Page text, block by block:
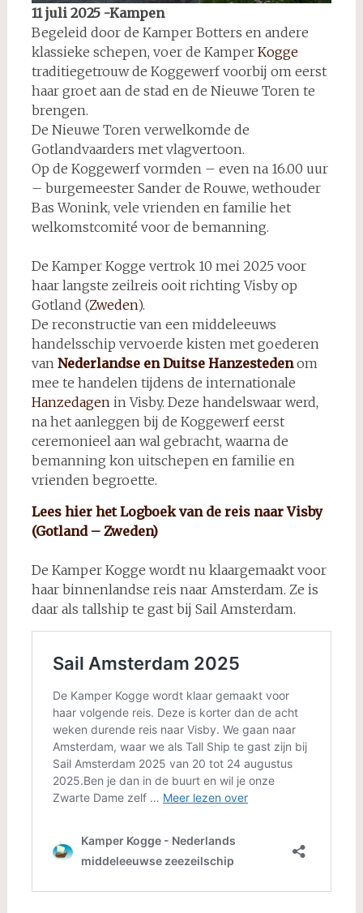
11 juli 2025 -Kampen
Begeleid door de Kamper Botters en andere
klassieke schepen, voer de Kamper Kogge
traditiegetrouw de Koggewerf voorbij om eerst
haar groet aan de stad en de Nieuwe Toren te
brengen.
De Nieuwe Toren verwelkomde de
Gotlandvaarders met vlagvertoon.
Op de Koggewerf vormden – even na 16.00 uur
– burgemeester Sander de Rouwe, wethouder
Bas Wonink, vele vrienden en familie het
welkomstcomité voor de bemanning.
De Kamper Kogge vertrok 10 mei 2025 voor
haar langste zeilreis ooit richting Visby op
Gotland (Zweden).
De reconstructie van een middeleeuws
handelsschip vervoerde kisten met goederen
van Nederlandse en Duitse Hanzesteden om
mee te handelen tijdens de internationale
Hanzedagenin Visby. Deze handelswaar werd,
na het aanleggen bij de Koggewerf eerst
ceremonieel aan wal gebracht, waarna de
bemanning kon uitschepen en familie en
vrienden begroette.
Lees hier het Logboek van de reis naar Visby
(Gotland – Zweden)
De Kamper Kogge wordt nu klaargemaakt voor
haar binnenlandse reis naar Amsterdam. Ze is
daar als tallship te gast bij Sail Amsterdam.